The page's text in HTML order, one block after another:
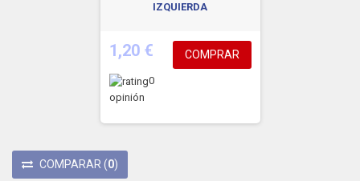
IZQUIERDA
1,20 €
0
opinión
COMPRAR
COMPARAR (0)